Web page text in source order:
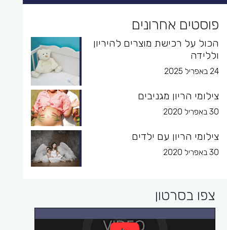
פוסטים אחרונים
הכול על רכישת מוצרים להיריון
וללידה
24 באפריל 2025
צילומי הריון מגניבים
30 באפריל 2020
צילומי הריון עם ילדים
30 באפריל 2020
צפו בסרטון